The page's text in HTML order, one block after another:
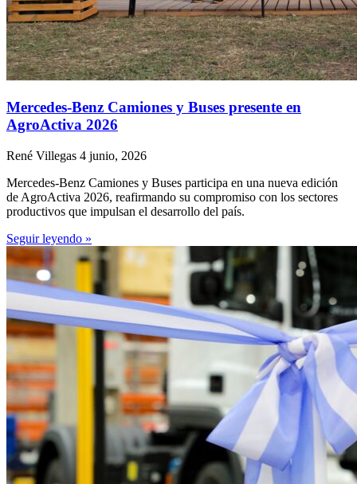
Mercedes-Benz Camiones y Buses presente en
AgroActiva 2026
René Villegas 4 junio, 2026
Mercedes-Benz Camiones y Buses participa en una nueva edición
de AgroActiva 2026, reafirmando su compromiso con los sectores
productivos que impulsan el desarrollo del país.
Seguir leyendo »